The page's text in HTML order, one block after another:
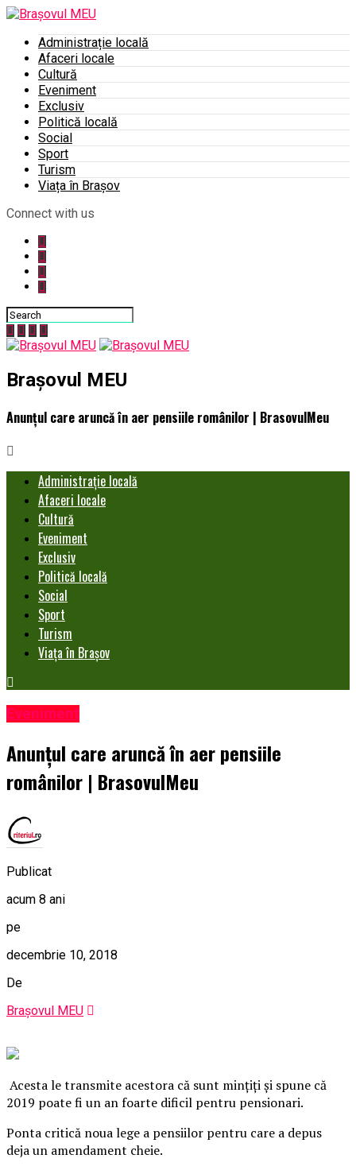
Administrație locală
Afaceri locale
Cultură
Eveniment
Exclusiv
Politică locală
Social
Sport
Turism
Viața în Brașov
Connect with us
Brașovul MEU
Anunţul care aruncă în aer pensiile românilor | BrasovulMeu
Administrație locală
Afaceri locale
Cultură
Eveniment
Exclusiv
Politică locală
Social
Sport
Turism
Viața în Brașov
Eveniment
Anunţul care aruncă în aer pensiile
românilor | BrasovulMeu
Publicat
acum 8 ani
pe
decembrie 10, 2018
De
Brașovul MEU
Acesta le transmite acestora că sunt minţiţi şi spune că
2019 poate fi un an foarte dificil pentru pensionari.
Ponta critică noua lege a pensiilor pentru care a depus
deja un amendament cheie.